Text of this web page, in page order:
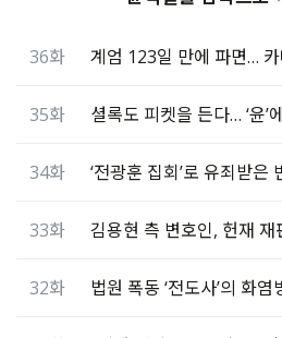
36화 계엄 123일 만에 파면… 카
35화
34화
33화 김용현 측 변호인, 헌재 재
32화